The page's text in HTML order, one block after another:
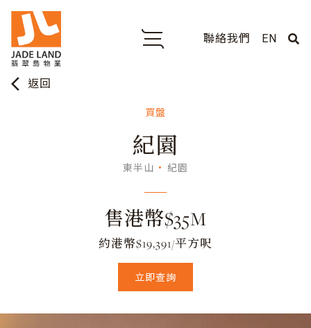
聯絡我們 EN
arrow_back_ios 返回
買盤
紀園
東半山 紀園
售港幣$35M
約港幣$19,391/平方呎
立即查詢